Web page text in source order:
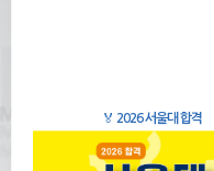
🏅 2026 서울대 합격